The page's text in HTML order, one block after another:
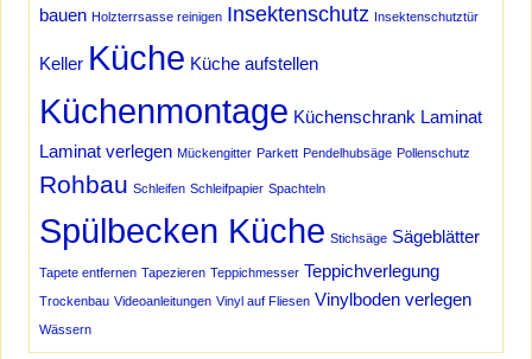
bauen Holzterrsasse reinigen Insektenschutz Insektenschutztür
Keller Küche Küche aufstellen
Küchenmontage Küchenschrank Laminat
Laminat verlegen Mückengitter Parkett Pendelhubsäge Pollenschutz
Rohbau Schleifen Schleifpapier Spachteln
Spülbecken Küche Stichsäge Sägeblätter
Tapete entfernen Tapezieren Teppichmesser Teppichverlegung
Trockenbau Videoanleitungen Vinyl auf Fliesen Vinylboden verlegen
Wässern